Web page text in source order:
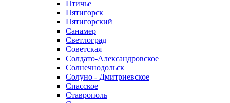
Птичье
Пятигорск
Пятигорский
Санамер
Светлоград
Советская
Солдато-Александровское
Солнечнодольск
Солуно - Дмитриевское
Спасское
Ставрополь